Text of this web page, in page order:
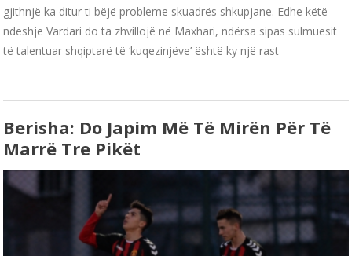
gjithnjë ka ditur ti bëjë probleme skuadrës shkupjane. Edhe këtë
ndeshje Vardari do ta zhvillojë në Maxhari, ndërsa sipas sulmuesit
të talentuar shqiptarë të ‘kuqezinjëve’ është ky një rast
Berisha: Do Japim Më Të Mirën Për Të
Marrë Tre Pikët